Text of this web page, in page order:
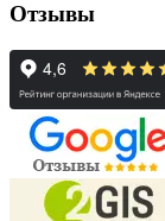
Отзывы